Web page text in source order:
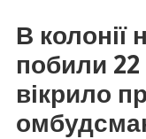
В колонії
побили
вікрило